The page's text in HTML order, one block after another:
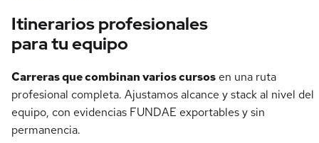
Itinerarios profesionales
para tu equipo
Carreras que combinan varios cursos en una ruta
profesional completa. Ajustamos alcance y stack al nivel del
equipo, con evidencias FUNDAE exportables y sin
permanencia.